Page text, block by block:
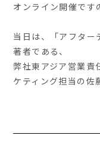
オンライン開催です
当日は、「アフター
著者である、
弊社東アジア営業責
ケティング担当の佐